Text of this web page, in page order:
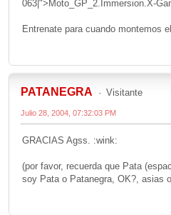
063|">Moto_GP_2.Immersion.X-
Entrenate para cuando montemos
PATANEGRA Visitante
Julio 28, 2004, 07:32:03 PM
GRACIAS Agss. :wink:
(por favor, recuerda que Pata
soy Pata o Patanegra, OK?, asias